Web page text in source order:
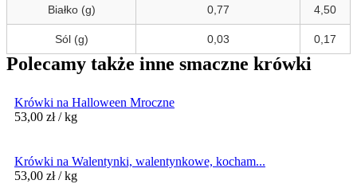
Białko (g) 0,77 4,50
Sól (g) 0,03 0,17
Polecamy także inne smaczne krówki
Krówki na Halloween Mroczne
53,00 zł / kg
Krówki na Walentynki, walentynkowe, kocham...
53,00 zł / kg